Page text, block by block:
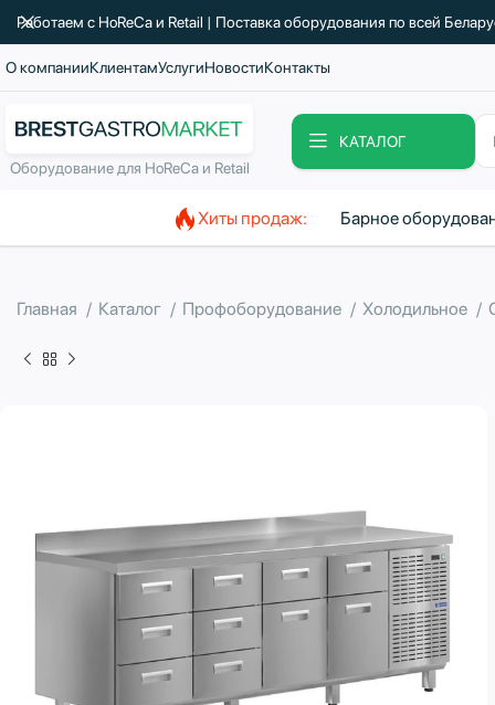
О компанииКлиентамУслугиНовостиКонтакты
Оборудование для HoReCa и Retail
КАТАЛОГ
Хиты продаж: Барное
Главная Каталог Профоборудование Холодильное
Работаем с HoReCa и Retail | Поставка оборудования по всей